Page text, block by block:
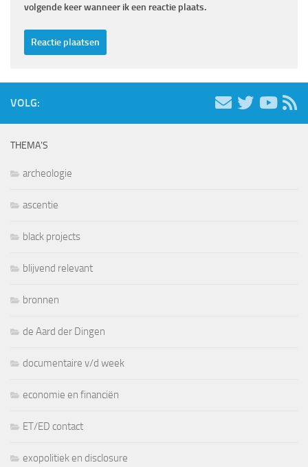
volgende keer wanneer ik een reactie plaats.
VOLG:
THEMA’S
archeologie
ascentie
black projects
blijvend relevant
bronnen
de Aard der Dingen
documentaire v/d week
economie en financiën
ET/ED contact
exopolitiek en disclosure